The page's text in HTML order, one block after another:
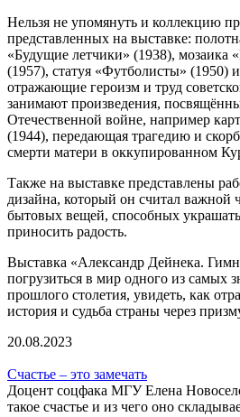
Нельзя не упомянуть и коллекцию
представленных на выставке:
«Будущие летчики» (1938), мозаика
(1957), статуя «Футболисты» (1950)
отражающие героизм и труд
занимают произведения,
Отечественной войне, например
(1944), передающая трагедию и
смерти матери в оккупированном
Также на выставке представлены
дизайна, который он считал важной
бытовых вещей, способных
приносить радость.
Выставка «Александр Дейнека.
погрузиться в мир одного из самых
прошлого столетия, увидеть, как
история и судьба страны через
20.08.2023
Счастье – это замечать
Доцент соцфака МГУ Елена
такое счастье и из чего оно